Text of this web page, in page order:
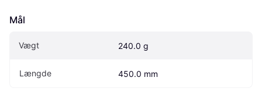
Mål
Vægt 240.0 g
Længde 450.0 mm